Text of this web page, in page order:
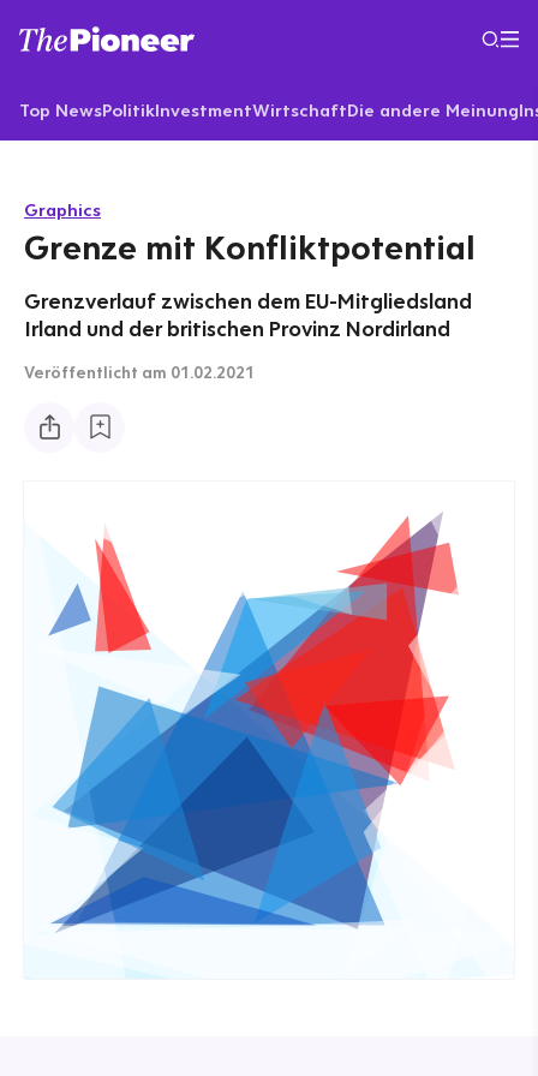
Top NewsPolitikInvestmentWirtschaftDie andere Meinung
Graphics
Grenze mit Konfliktpotential
Grenzverlauf zwischen dem EU-Mitgliedsland
Irland und der britischen Provinz Nordirland
Veröffentlicht am 01.02.2021